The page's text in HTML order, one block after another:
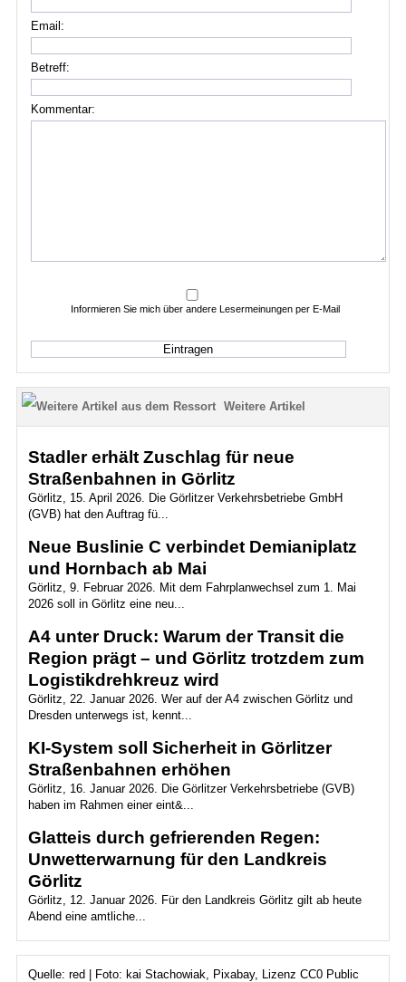
Email:
Betreff:
Kommentar:
Informieren Sie mich über andere Lesermeinungen per E-Mail
Weitere Artikel
Stadler erhält Zuschlag für neue
Straßenbahnen in Görlitz
Görlitz, 15. April 2026. Die Görlitzer Verkehrsbetriebe GmbH
(GVB) hat den Auftrag fü...
Neue Buslinie C verbindet Demianiplatz
und Hornbach ab Mai
Görlitz, 9. Februar 2026. Mit dem Fahrplanwechsel zum 1. Mai
2026 soll in Görlitz eine neu...
A4 unter Druck: Warum der Transit die
Region prägt – und Görlitz trotzdem zum
Logistikdrehkreuz wird
Görlitz, 22. Januar 2026. Wer auf der A4 zwischen Görlitz und
Dresden unterwegs ist, kennt...
KI-System soll Sicherheit in Görlitzer
Straßenbahnen erhöhen
Görlitz, 16. Januar 2026. Die Görlitzer Verkehrsbetriebe (GVB)
haben im Rahmen einer eint&...
Glatteis durch gefrierenden Regen:
Unwetterwarnung für den Landkreis
Görlitz
Görlitz, 12. Januar 2026. Für den Landkreis Görlitz gilt ab heute
Abend eine amtliche...
Quelle: red | Foto: kai Stachowiak, Pixabay, Lizenz CC0 Public